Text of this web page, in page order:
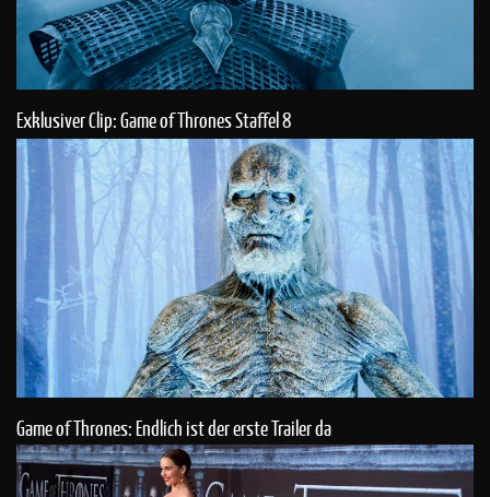
Exklusiver Clip: Game of Thrones Staffel 8
Game of Thrones: Endlich ist der erste Trailer da